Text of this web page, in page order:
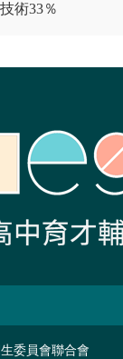
術33％
委員會聯合會